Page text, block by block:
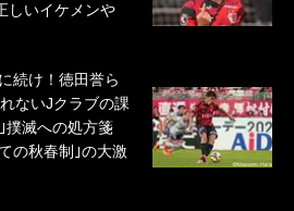
しいイケメンや
続け！徳田誉ら
ないJクラブの課
撲滅への処方箋
の秋春制｣の大激